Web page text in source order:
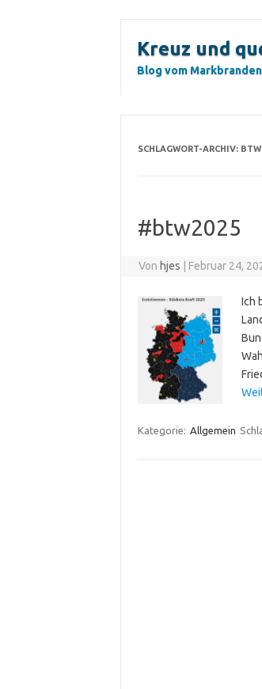
springen
Kreuz und
Blog vom
SCHLAGWORT-ARCHIV:
#btw2025
Von hjes Februar 24,
Ich
Kategorie: Allgemein